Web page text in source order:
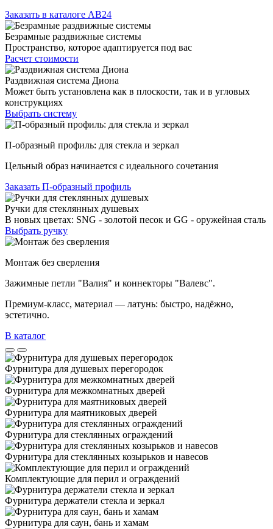
Заказать в каталоге АВ24
Безрамные раздвижные системы
Пространство, которое адаптируется под вас
Расчет стоимости
Раздвижная система Диона
Может быть установлена как в плоскости, так и в угловых
конструкциях
Выбрать систему
П-образный профиль: для стекла и зеркал
Цельный образ начинается с идеального сочетания
Заказать П-образный профиль
Ручки для стеклянных душевых
В новых цветах: SNG - золотой песок и GG - оружейная сталь
Выбрать ручку
Монтаж без сверления
Зажимные петли "Валия" и коннекторы "Валевс".
Премиум‑класс, материал — латунь: быстро, надёжно,
эстетично.
В каталог
Фурнитура для душевых перегородок
Фурнитура для межкомнатных дверей
Фурнитура для маятниковых дверей
Фурнитура для стеклянных ограждений
Фурнитура для стеклянных козырьков и навесов
Комплектующие для перил и ограждений
Фурнитура держатели стекла и зеркал
Фурнитура для саун, бань и хамам